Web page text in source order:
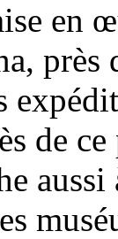
en
de